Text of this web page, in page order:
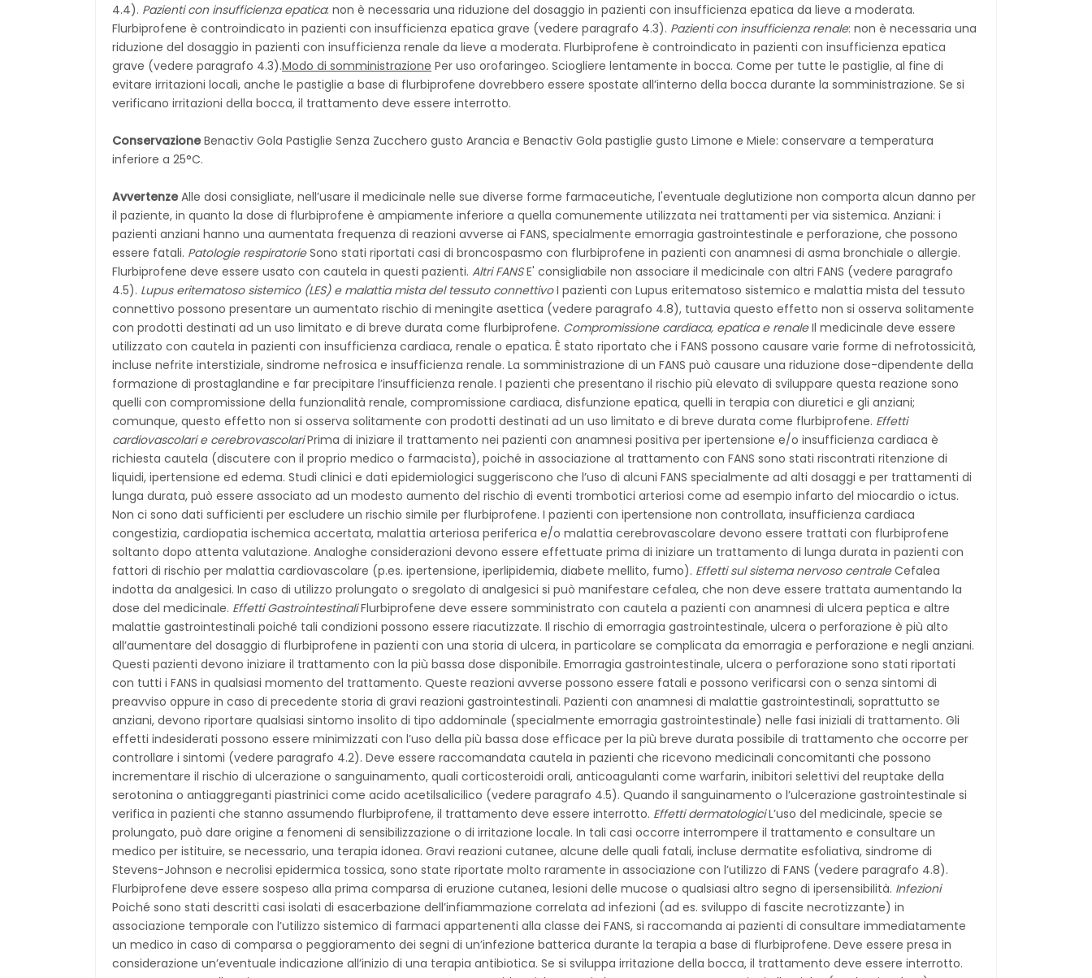
4.4). Pazienti con insufficienza epatica: non è necessaria una riduzione del dosaggio in pazienti con insufficienza epatica da lieve a moderata.
Flurbiprofene è controindicato in pazienti con insufficienza epatica grave (vedere paragrafo 4.3). Pazienti con insufficienza renale: non è necessaria una
riduzione del dosaggio in pazienti con insufficienza renale da lieve a moderata. Flurbiprofene è controindicato in pazienti con insufficienza epatica
grave (vedere paragrafo 4.3).Modo di somministrazione Per uso orofaringeo. Sciogliere lentamente in bocca. Come per tutte le pastiglie, al fine di
evitare irritazioni locali, anche le pastiglie a base di flurbiprofene dovrebbero essere spostate all’interno della bocca durante la somministrazione. Se si
verificano irritazioni della bocca, il trattamento deve essere interrotto.
Conservazione Benactiv Gola Pastiglie Senza Zucchero gusto Arancia e Benactiv Gola pastiglie gusto Limone e Miele: conservare a temperatura
inferiore a 25°C.
Avvertenze Alle dosi consigliate, nell’usare il medicinale nelle sue diverse forme farmaceutiche, l'eventuale deglutizione non comporta alcun danno per
il paziente, in quanto la dose di flurbiprofene è ampiamente inferiore a quella comunemente utilizzata nei trattamenti per via sistemica. Anziani: i
pazienti anziani hanno una aumentata frequenza di reazioni avverse ai FANS, specialmente emorragia gastrointestinale e perforazione, che possono
essere fatali. Patologie respiratorieSono stati riportati casi di broncospasmo con flurbiprofene in pazienti con anamnesi di asma bronchiale o allergie.
Flurbiprofene deve essere usato con cautela in questi pazienti. Altri FANSE' consigliabile non associare il medicinale con altri FANS (vedere paragrafo
4.5). Lupus eritematoso sistemico (LES) e malattia mista del tessuto connettivoI pazienti con Lupus eritematoso sistemico e malattia mista del tessuto
connettivo possono presentare un aumentato rischio di meningite asettica (vedere paragrafo 4.8), tuttavia questo effetto non si osserva solitamente
con prodotti destinati ad un uso limitato e di breve durata come flurbiprofene. Compromissione cardiaca, epatica e renaleIl medicinale deve essere
utilizzato con cautela in pazienti con insufficienza cardiaca, renale o epatica. È stato riportato che i FANS possono causare varie forme di nefrotossicità,
incluse nefrite interstiziale, sindrome nefrosica e insufficienza renale. La somministrazione di un FANS può causare una riduzione dose-dipendente della
formazione di prostaglandine e far precipitare l’insufficienza renale. I pazienti che presentano il rischio più elevato di sviluppare questa reazione sono
quelli con compromissione della funzionalità renale, compromissione cardiaca, disfunzione epatica, quelli in terapia con diuretici e gli anziani;
comunque, questo effetto non si osserva solitamente con prodotti destinati ad un uso limitato e di breve durata come flurbiprofene. Effetti
cardiovascolari e cerebrovascolariPrima di iniziare il trattamento nei pazienti con anamnesi positiva per ipertensione e/o insufficienza cardiaca è
richiesta cautela (discutere con il proprio medico o farmacista), poiché in associazione al trattamento con FANS sono stati riscontrati ritenzione di
liquidi, ipertensione ed edema. Studi clinici e dati epidemiologici suggeriscono che l’uso di alcuni FANS specialmente ad alti dosaggi e per trattamenti di
lunga durata, può essere associato ad un modesto aumento del rischio di eventi trombotici arteriosi come ad esempio infarto del miocardio o ictus.
Non ci sono dati sufficienti per escludere un rischio simile per flurbiprofene. I pazienti con ipertensione non controllata, insufficienza cardiaca
congestizia, cardiopatia ischemica accertata, malattia arteriosa periferica e/o malattia cerebrovascolare devono essere trattati con flurbiprofene
soltanto dopo attenta valutazione. Analoghe considerazioni devono essere effettuate prima di iniziare un trattamento di lunga durata in pazienti con
fattori di rischio per malattia cardiovascolare (p.es. ipertensione, iperlipidemia, diabete mellito, fumo). Effetti sul sistema nervoso centraleCefalea
indotta da analgesici. In caso di utilizzo prolungato o sregolato di analgesici si può manifestare cefalea, che non deve essere trattata aumentando la
dose del medicinale. Effetti GastrointestinaliFlurbiprofene deve essere somministrato con cautela a pazienti con anamnesi di ulcera peptica e altre
malattie gastrointestinali poiché tali condizioni possono essere riacutizzate. Il rischio di emorragia gastrointestinale, ulcera o perforazione è più alto
all’aumentare del dosaggio di flurbiprofene in pazienti con una storia di ulcera, in particolare se complicata da emorragia e perforazione e negli anziani.
Questi pazienti devono iniziare il trattamento con la più bassa dose disponibile. Emorragia gastrointestinale, ulcera o perforazione sono stati riportati
con tutti i FANS in qualsiasi momento del trattamento. Queste reazioni avverse possono essere fatali e possono verificarsi con o senza sintomi di
preavviso oppure in caso di precedente storia di gravi reazioni gastrointestinali. Pazienti con anamnesi di malattie gastrointestinali, soprattutto se
anziani, devono riportare qualsiasi sintomo insolito di tipo addominale (specialmente emorragia gastrointestinale) nelle fasi iniziali di trattamento. Gli
effetti indesiderati possono essere minimizzati con l’uso della più bassa dose efficace per la più breve durata possibile di trattamento che occorre per
controllare i sintomi (vedere paragrafo 4.2). Deve essere raccomandata cautela in pazienti che ricevono medicinali concomitanti che possono
incrementare il rischio di ulcerazione o sanguinamento, quali corticosteroidi orali, anticoagulanti come warfarin, inibitori selettivi del reuptake della
serotonina o antiaggreganti piastrinici come acido acetilsalicilico (vedere paragrafo 4.5). Quando il sanguinamento o l’ulcerazione gastrointestinale si
verifica in pazienti che stanno assumendo flurbiprofene, il trattamento deve essere interrotto. Effetti dermatologiciL’uso del medicinale, specie se
prolungato, può dare origine a fenomeni di sensibilizzazione o di irritazione locale. In tali casi occorre interrompere il trattamento e consultare un
medico per istituire, se necessario, una terapia idonea. Gravi reazioni cutanee, alcune delle quali fatali, incluse dermatite esfoliativa, sindrome di
Stevens-Johnson e necrolisi epidermica tossica, sono state riportate molto raramente in associazione con l’utilizzo di FANS (vedere paragrafo 4.8).
Flurbiprofene deve essere sospeso alla prima comparsa di eruzione cutanea, lesioni delle mucose o qualsiasi altro segno di ipersensibilità. Infezioni
Poiché sono stati descritti casi isolati di esacerbazione dell’infiammazione correlata ad infezioni (ad es. sviluppo di fascite necrotizzante) in
associazione temporale con l’utilizzo sistemico di farmaci appartenenti alla classe dei FANS, si raccomanda ai pazienti di consultare immediatamente
un medico in caso di comparsa o peggioramento dei segni di un’infezione batterica durante la terapia a base di flurbiprofene. Deve essere presa in
considerazione un’eventuale indicazione all’inizio di una terapia antibiotica. Se si sviluppa irritazione della bocca, il trattamento deve essere interrotto.